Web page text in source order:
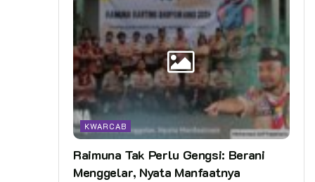
KWARCAB
Raimuna Tak Perlu Gengsi: Berani
Menggelar, Nyata Manfaatnya